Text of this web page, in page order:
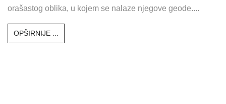
orašastog oblika, u kojem se nalaze njegove geode....
OPŠIRNIJE ...